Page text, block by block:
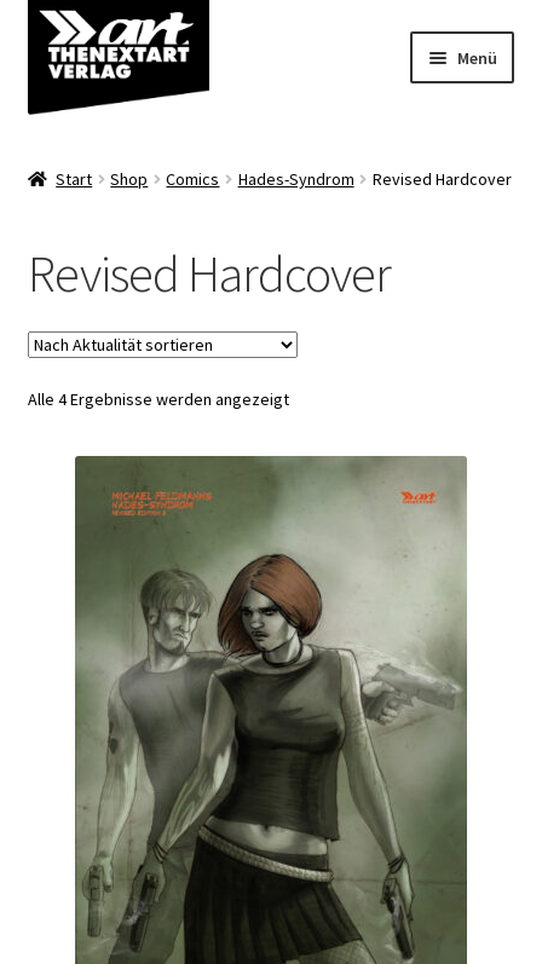
Zur
Navigation
springen
Zum
Inhalt
springen
Menü
Über uns
Start Shop Comics Hades-Syndrom Revised Hardcover
Revised Hardcover
Alle 4 Ergebnisse werden angezeigtNach